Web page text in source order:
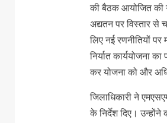
की बैठक आयोजित की
अद्यतन पर विस्तार से
लिए नई रणनीतियों
निर्यात कार्ययोजना
कर योजना को और
जिलाधिकारी ने
के निर्देश दिए।